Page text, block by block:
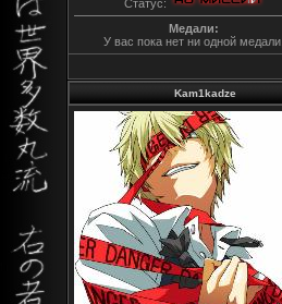
Статус:
Медали:
У вас пока нет ни одной медали.
Kam1kadze